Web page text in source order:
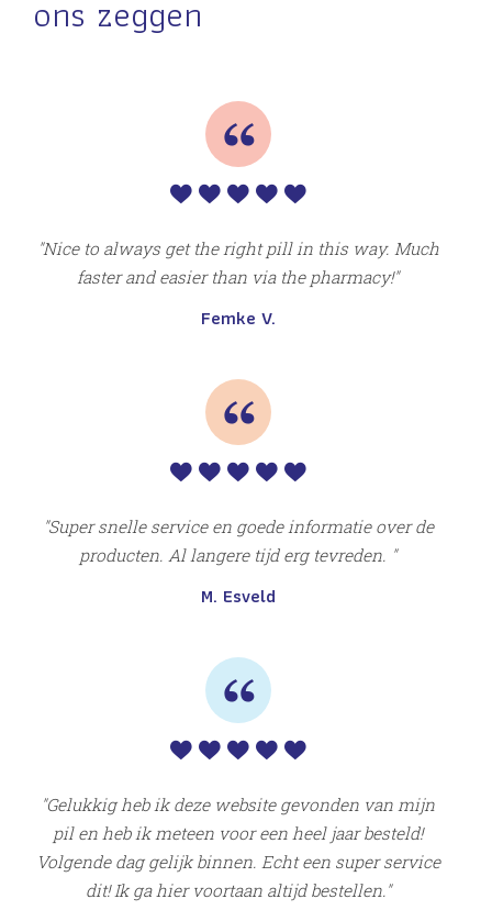
ons zeggen
Nice to always get the right pill in this way. Much
faster and easier than via the pharmacy!
Femke V.
Super snelle service en goede informatie over de
producten. Al langere tijd erg tevreden.
M. Esveld
Gelukkig heb ik deze website gevonden van mijn
pil en heb ik meteen voor een heel jaar besteld!
Volgende dag gelijk binnen. Echt een super service
dit! Ik ga hier voortaan altijd bestellen.